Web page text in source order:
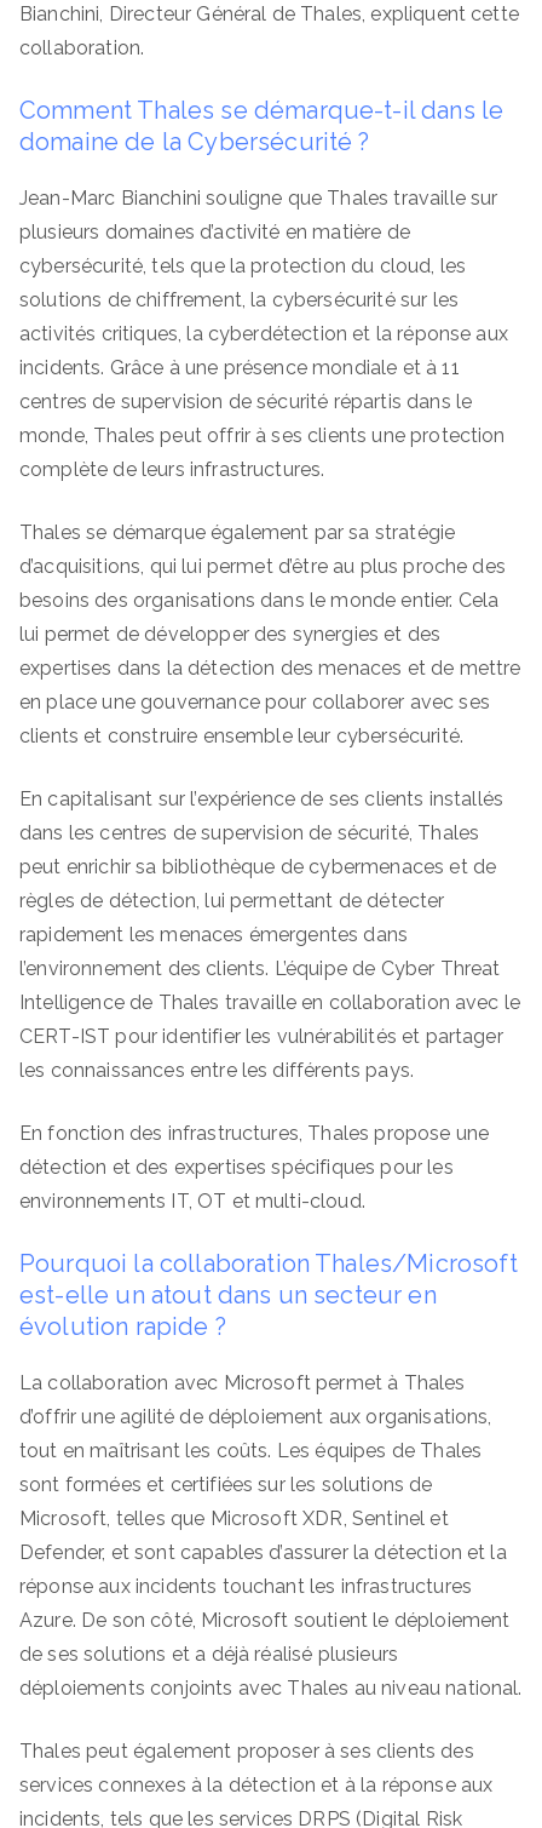
Bianchini, Directeur Général de Thales, expliquent cette
collaboration.
Comment Thales se démarque-t-il dans le
domaine de la Cybersécurité ?
Jean-Marc Bianchini souligne que Thales travaille sur
plusieurs domaines d’activité en matière de
cybersécurité, tels que la protection du cloud, les
solutions de chiffrement, la cybersécurité sur les
activités critiques, la cyberdétection et la réponse aux
incidents. Grâce à une présence mondiale et à 11
centres de supervision de sécurité répartis dans le
monde, Thales peut offrir à ses clients une protection
complète de leurs infrastructures.
Thales se démarque également par sa stratégie
d’acquisitions, qui lui permet d’être au plus proche des
besoins des organisations dans le monde entier. Cela
lui permet de développer des synergies et des
expertises dans la détection des menaces et de mettre
en place une gouvernance pour collaborer avec ses
clients et construire ensemble leur cybersécurité.
En capitalisant sur l’expérience de ses clients installés
dans les centres de supervision de sécurité, Thales
peut enrichir sa bibliothèque de cybermenaces et de
règles de détection, lui permettant de détecter
rapidement les menaces émergentes dans
l’environnement des clients. L’équipe de Cyber Threat
Intelligence de Thales travaille en collaboration avec le
CERT-IST pour identifier les vulnérabilités et partager
les connaissances entre les différents pays.
En fonction des infrastructures, Thales propose une
détection et des expertises spécifiques pour les
environnements IT, OT et multi-cloud.
Pourquoi la collaboration Thales/Microsoft
est-elle un atout dans un secteur en
évolution rapide ?
La collaboration avec Microsoft permet à Thales
d’offrir une agilité de déploiement aux organisations,
tout en maîtrisant les coûts. Les équipes de Thales
sont formées et certifiées sur les solutions de
Microsoft, telles que Microsoft XDR, Sentinel et
Defender, et sont capables d’assurer la détection et la
réponse aux incidents touchant les infrastructures
Azure. De son côté, Microsoft soutient le déploiement
de ses solutions et a déjà réalisé plusieurs
déploiements conjoints avec Thales au niveau national.
Thales peut également proposer à ses clients des
services connexes à la détection et à la réponse aux
incidents, tels que les services DRPS (Digital Risk